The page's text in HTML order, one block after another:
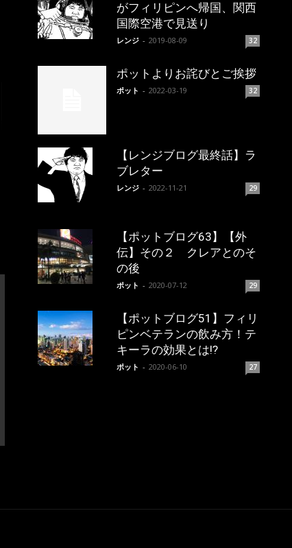
がフィリピンへ帰国、関西
国際空港で見送り
レンジ - 2019-08-09 32
ポットよりお詫びとご挨拶
ポット - 2022-03-19 32
【レンジブログ最終話】ラ
ブレター
レンジ - 2022-11-21 29
【ポットブログ63】【外
伝】その２ クレアとのそ
の後
ポット - 2020-07-12 29
【ポットブログ51】フィリ
ピンベテランの飲み方！テ
キーラの効果とは!?
ポット - 2020-06-10 27